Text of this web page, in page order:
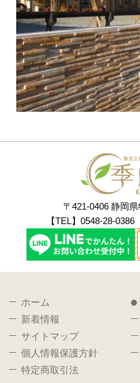
〒421-0406 静岡
【TEL】0548-28-
ホーム
新着情報
サイトマップ
個人情報保護方針
特定商取引法